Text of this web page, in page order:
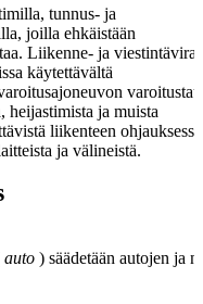
tunnus- ja
joilla ehkäistään
Liikenne- ja
käytettävältä
heijastimista ja muista
liikenteen
ja välineistä.
auto ) säädetään autojen ja